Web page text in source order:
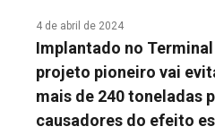
4 de abril de 2024
Implantado no
projeto pioneiro vai
mais de 240 toneladas
causadores do efeito